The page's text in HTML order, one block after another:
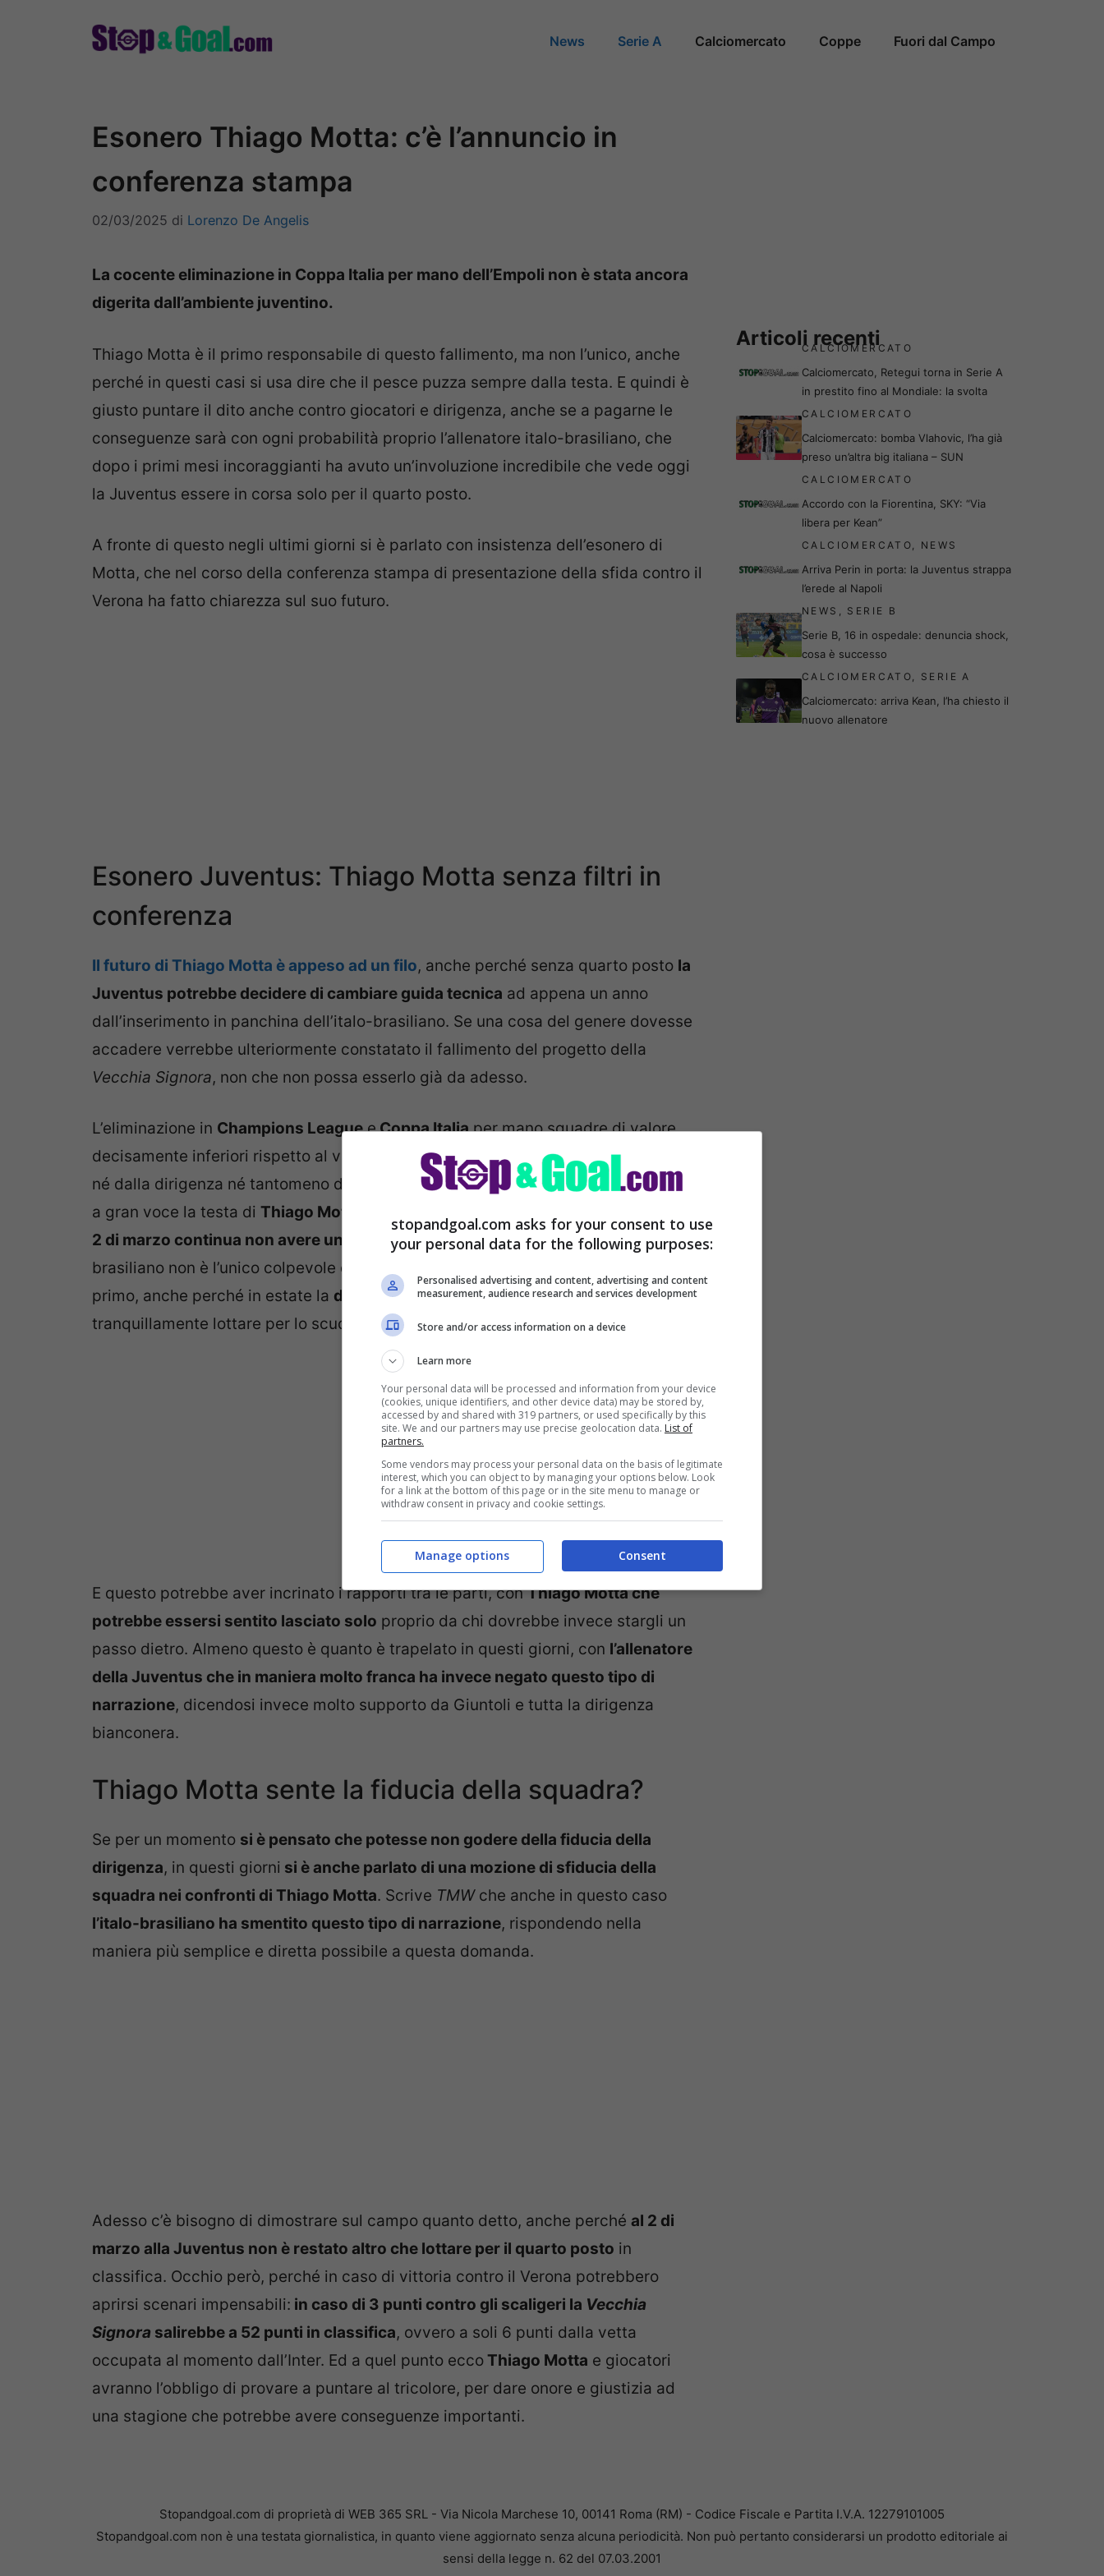
News Serie A Calciomercato Coppe Fuori dal Campo
Esonero Thiago Motta: c’è l’annuncio in
conferenza stampa
02/03/2025 di Lorenzo De Angelis
La cocente eliminazione in Coppa Italia per mano dell’Empoli non è stata ancora
digerita dall’ambiente juventino.
Thiago Motta è il primo responsabile di questo fallimento, ma non l’unico, anche
perché in questi casi si usa dire che il pesce puzza sempre dalla testa. E quindi è
giusto puntare il dito anche contro giocatori e dirigenza, anche se a pagarne le
conseguenze sarà con ogni probabilità proprio l’allenatore italo-brasiliano, che
dopo i primi mesi incoraggianti ha avuto un’involuzione incredibile che vede oggi
la Juventus essere in corsa solo per il quarto posto.
A fronte di questo negli ultimi giorni si è parlato con insistenza dell’esonero di
Motta, che nel corso della conferenza stampa di presentazione della sfida contro il
Verona ha fatto chiarezza sul suo futuro.
Esonero Juventus: Thiago Motta senza filtri in
conferenza
Il futuro di Thiago Motta è appeso ad un filo, anche perché senza quarto posto la
Juventus potrebbe decidere di cambiare guida tecnica ad appena un anno
dall’inserimento in panchina dell’italo-brasiliano. Se una cosa del genere dovesse
accadere verrebbe ulteriormente constatato il fallimento del progetto della
Vecchia Signora, non che non possa esserlo già da adesso.
L’eliminazione in Champions LeagueeCoppa Italiaper mano squadre di valore
decisamente inferiori rispetto al valore dellaJuventusnon sono state ben digerite
né dalla dirigenza né tantomeno dall’ambiente, che avrebbe cominciato a chiedere
a gran voce la testa di Thiago Motta, il primo responsabile di una squadra che al
2 di marzo continua non avere un’idea di gioco ed un’identità . Ovviamente l’italo-
brasiliano non è l’unico colpevole di questa situazione, ma potrebbe essere il
primo, anche perché in estate la dirigenza gli ha costruito una squadra che poteva
tranquillamente lottare per lo scudetto.
E questo potrebbe aver incrinato i rapporti tra le parti, conThiago Motta che
potrebbe essersi sentito lasciato solo proprio da chi dovrebbe invece stargli un
passo dietro. Almeno questo è quanto è trapelato in questi giorni, con l’allenatore
della Juventus che in maniera molto franca ha invece negato questo tipo di
narrazione, dicendosi invece molto supporto da Giuntoli e tutta la dirigenza
bianconera.
Thiago Motta sente la fiducia della squadra?
Se per un momento si è pensato che potesse non godere della fiducia della
dirigenza, in questi giorni si è anche parlato di una mozione di sfiducia della
squadra nei confronti di Thiago Motta. Scrive TMWche anche in questo caso
l’italo-brasiliano ha smentito questo tipo di narrazione, rispondendo nella
maniera più semplice e diretta possibile a questa domanda.
Adesso c’è bisogno di dimostrare sul campo quanto detto, anche perché al 2 di
marzo alla Juventus non è restato altro che lottare per il quarto posto in
classifica. Occhio però, perché in caso di vittoria contro il Verona potrebbero
aprirsi scenari impensabili: in caso di 3 punti contro gli scaligeri la Vecchia
Signora salirebbe a 52 punti in classifica, ovvero a soli 6 punti dalla vetta
occupata al momento dall’Inter. Ed a quel punto eccoThiago Motta e giocatori
avranno l’obbligo di provare a puntare al tricolore, per dare onore e giustizia ad
una stagione che potrebbe avere conseguenze importanti.
Articoli recenti
CALCIOMERCATO
Calciomercato, Retegui torna in Serie A
in prestito fino al Mondiale: la svolta
CALCIOMERCATO
Calciomercato: bomba Vlahovic, l’ha già
preso un’altra big italiana – SUN
CALCIOMERCATO
Accordo con la Fiorentina, SKY: “Via
libera per Kean”
CALCIOMERCATO, NEWS
Arriva Perin in porta: la Juventus strappa
l’erede al Napoli
NEWS , SERIE B
Serie B, 16 in ospedale: denuncia shock,
cosa è successo
CALCIOMERCATO, SERIE A
Calciomercato: arriva Kean, l’ha chiesto il
nuovo allenatore
Stopandgoal.com di proprietà di WEB 365 SRL - Via Nicola Marchese 10, 00141 Roma (RM) - Codice Fiscale e Partita I.V.A. 12279101005
Stopandgoal.com non è una testata giornalistica, in quanto viene aggiornato senza alcuna periodicità. Non può pertanto considerarsi un prodotto editoriale ai
sensi della legge n. 62 del 07.03.2001
stopandgoal.com asks for your consent to use
your personal data for the following purposes:
Personalised advertising and content, advertising and content
measurement, audience research and services development
Store and/or access information on a device
Learn more
Your personal data will be processed and information from your device
(cookies, unique identifiers, and other device data) may be stored by,
accessed by and shared with 319 partners, or used specifically by this
site. We and our partners may use precise geolocation data. List of
partners.
Some vendors may process your personal data on the basis of legitimate
interest, which you can object to by managing your options below. Look
for a link at the bottom of this page or in the site menu to manage or
withdraw consent in privacy and cookie settings.
Consent
Manage options